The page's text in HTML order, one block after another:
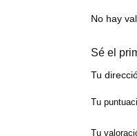
No hay
Sé el
Tu
Tu
Tu